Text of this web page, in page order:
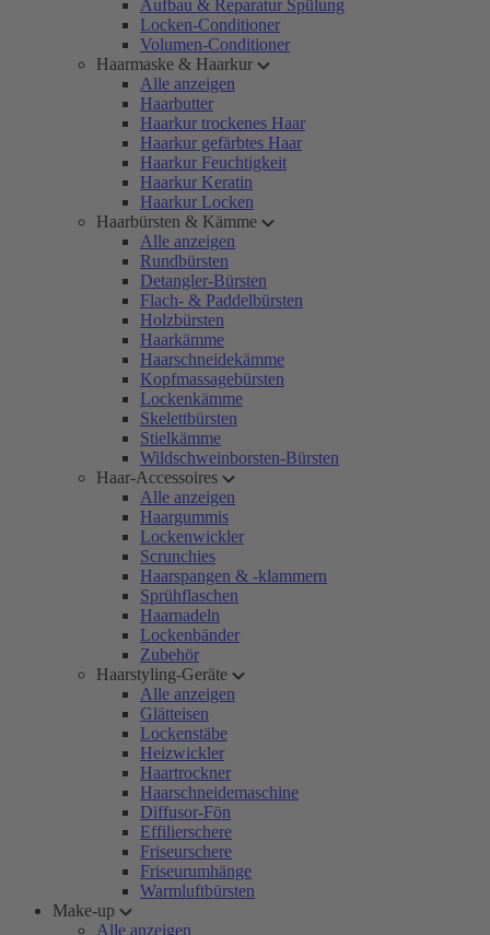
Aufbau & Reparatur Spülung
Locken-Conditioner
Volumen-Conditioner
Haarmaske & Haarkur
Alle anzeigen
Haarbutter
Haarkur trockenes Haar
Haarkur gefärbtes Haar
Haarkur Feuchtigkeit
Haarkur Keratin
Haarkur Locken
Haarbürsten & Kämme
Alle anzeigen
Rundbürsten
Detangler-Bürsten
Flach- & Paddelbürsten
Holzbürsten
Haarkämme
Haarschneidekämme
Kopfmassagebürsten
Lockenkämme
Skelettbürsten
Stielkämme
Wildschweinborsten-Bürsten
Haar-Accessoires
Alle anzeigen
Haargummis
Lockenwickler
Scrunchies
Haarspangen & -klammern
Sprühflaschen
Haarnadeln
Lockenbänder
Zubehör
Haarstyling-Geräte
Alle anzeigen
Glätteisen
Lockenstäbe
Heizwickler
Haartrockner
Haarschneidemaschine
Diffusor-Fön
Effilierschere
Friseurschere
Friseurumhänge
Warmluftbürsten
Make-up
Alle anzeigen